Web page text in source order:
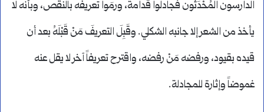
الدارسون المُحْدَثُون فجادلوا قدامة، ورمَوا تعريفه بالنقص، وبأنه لا
يأخذ من الشعر إلا جانبه الشكلي. وقَبِلَ التعريفَ مَنْ قَبْلَهُ بعد أن
قيده بقيود، ورفضه مَنْ رفضه، واقترح تعريفاً آخر لا يقل عنه
غموضاً وإثارة للمجادلة.